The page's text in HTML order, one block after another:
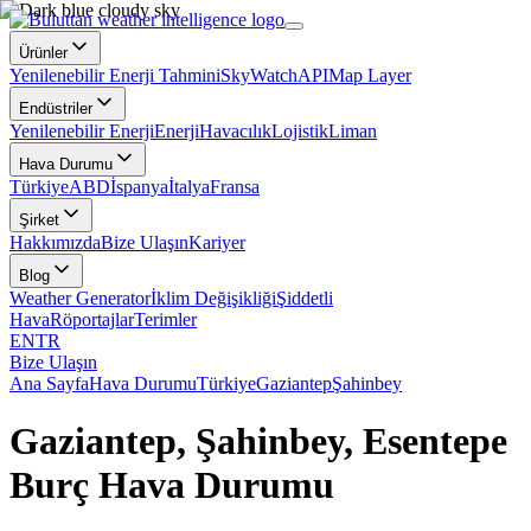
Ürünler
Yenilenebilir Enerji TahminiSkyWatchAPIMap Layer
Endüstriler
Yenilenebilir EnerjiEnerjiHavacılıkLojistikLiman
Hava Durumu
TürkiyeABDİspanyaİtalyaFransa
Şirket
HakkımızdaBize UlaşınKariyer
Blog
Weather Generatorİklim DeğişikliğiŞiddetli
HavaRöportajlarTerimler
ENTR
Bize Ulaşın
Ana SayfaHava DurumuTürkiyeGaziantepŞahinbey
Gaziantep, Şahinbey, Esentepe
Burç Hava Durumu